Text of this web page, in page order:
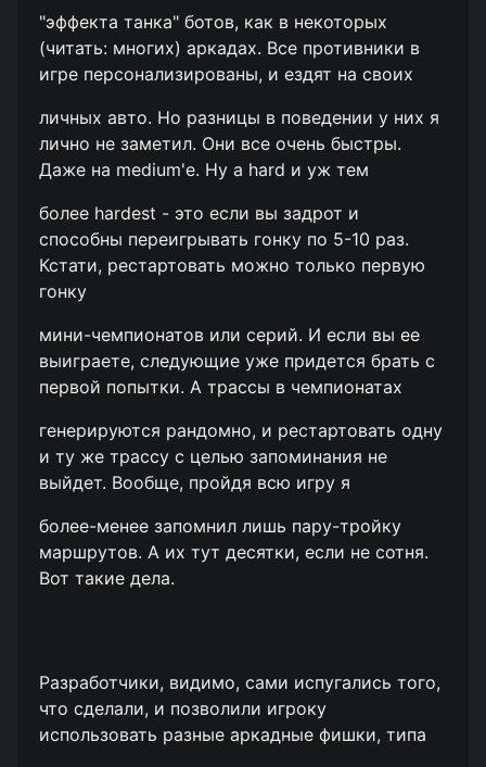
"эффекта танка" ботов, как в некоторых
(читать: многих) аркадах. Все противники в
игре персонализированы, и ездят на своих
личных авто. Но разницы в поведении у них я
лично не заметил. Они все очень быстры.
Даже на medium'е. Ну а hard и уж тем
более hardest - это если вы задрот и
способны переигрывать гонку по 5-10 раз.
Кстати, рестартовать можно только первую
гонку
мини-чемпионатов или серий. И если вы ее
выиграете, следующие уже придется брать с
первой попытки. А трассы в чемпионатах
генерируются рандомно, и рестартовать одну
и ту же трассу с целью запоминания не
выйдет. Вообще, пройдя всю игру я
более-менее запомнил лишь пару-тройку
маршрутов. А их тут десятки, если не сотня.
Вот такие дела.
Разработчики, видимо, сами испугались того,
что сделали, и позволили игроку
использовать разные аркадные фишки, типа